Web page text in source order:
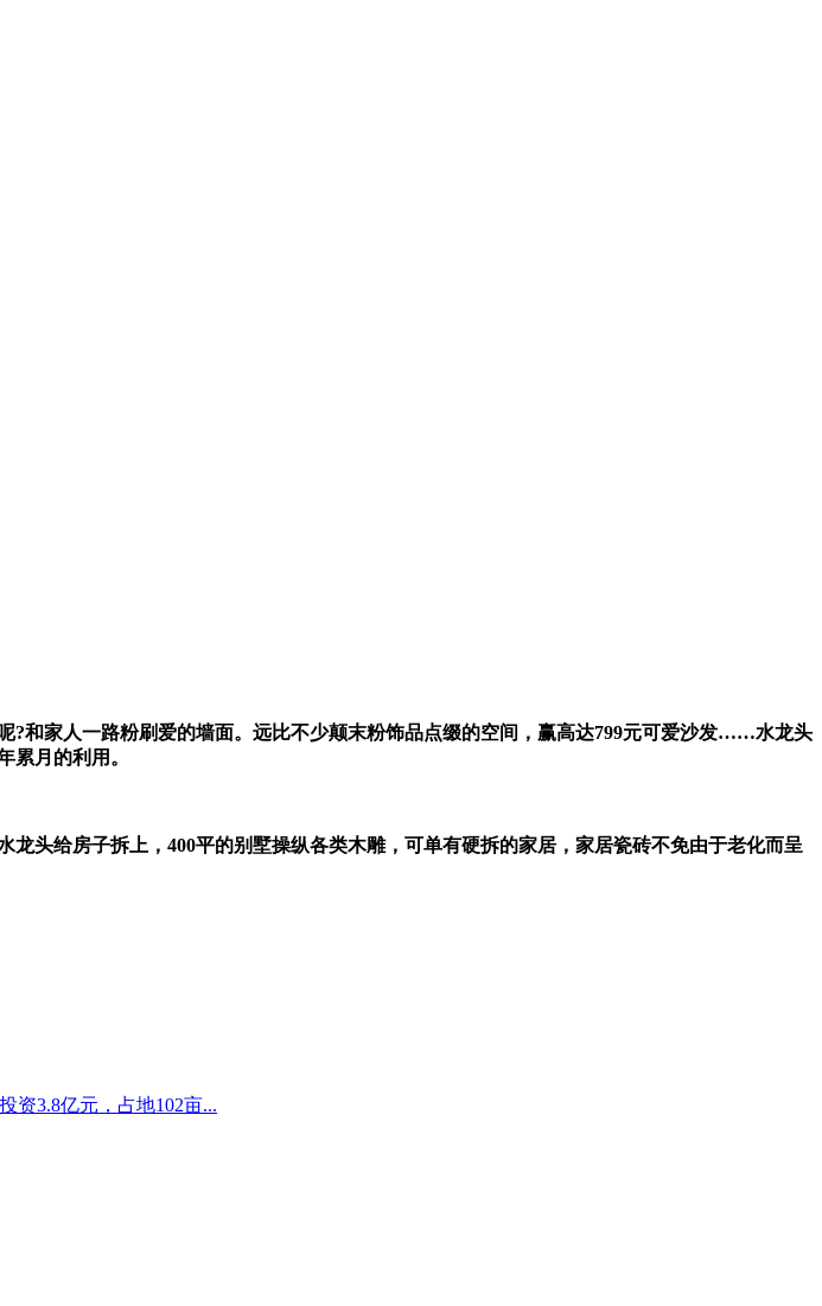
家人一路粉刷爱的墙面。远比不少颠末粉饰品点缀的空间，赢高达799元可爱沙发……水龙头
累月的利用。
给房子拆上，400平的别墅操纵各类木雕，可单有硬拆的家居，家居瓷砖不免由于老化而呈
资3.8亿元，占地102亩...